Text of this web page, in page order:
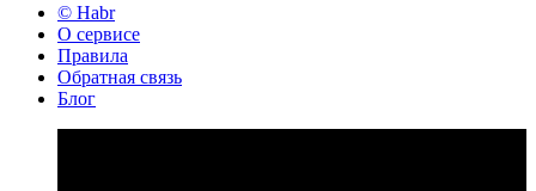
© Habr
О сервисе
Правила
Обратная связь
Блог